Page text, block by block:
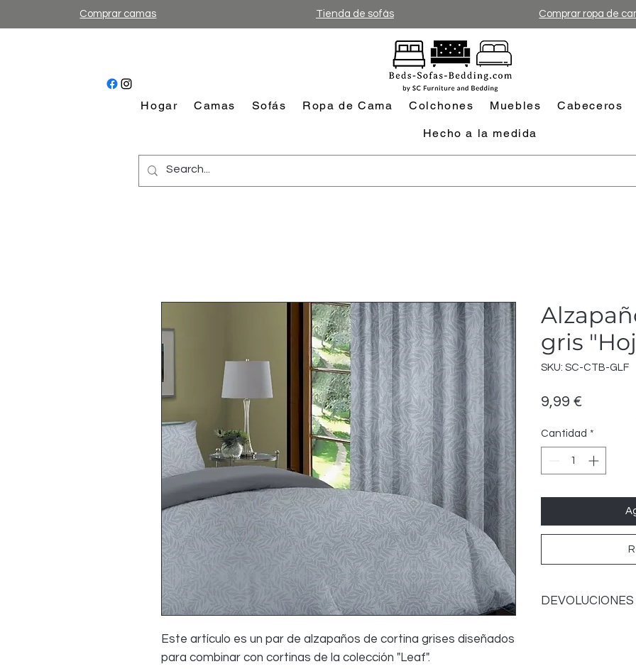
Comprar camas Tienda de sofás Comprar ropa de
Hogar Camas Sofás Ropa de Cama Colchones Muebles Cabeceros
Hecho a la medida
Este artículo es un par de alzapaños de cortina grises diseñados
para combinar con cortinas de la colección "Leaf".
gris
SKU: SC-CTB-GLF
9,99 €
Cantidad *